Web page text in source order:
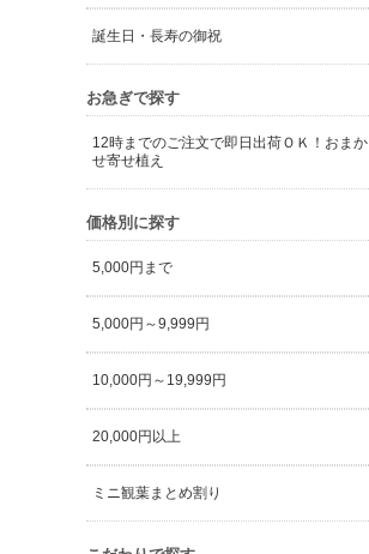
誕生日・長寿の御祝
お急ぎで探す
12時までのご注文で即日出荷ＯＫ！おまか
せ寄せ植え
価格別に探す
5,000円まで
5,000円～9,999円
10,000円～19,999円
20,000円以上
ミニ観葉まとめ割り